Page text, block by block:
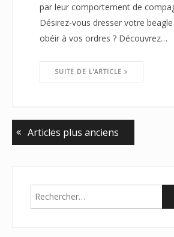
par leur comportement de
Désirez-vous dresser votre beagle
obéir à vos ordres ? Découvrez…
SUITE DE L'ARTICLE
Articles plus anciens
Rechercher :